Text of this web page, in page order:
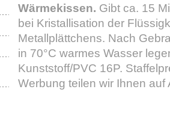
Wärmekissen. Gibt ca. 15
bei Kristallisation der
Metallplättchens. Nach
in 70°C warmes Wasser
Kunststoff/PVC 16P.
Werbung teilen wir Ihnen auf